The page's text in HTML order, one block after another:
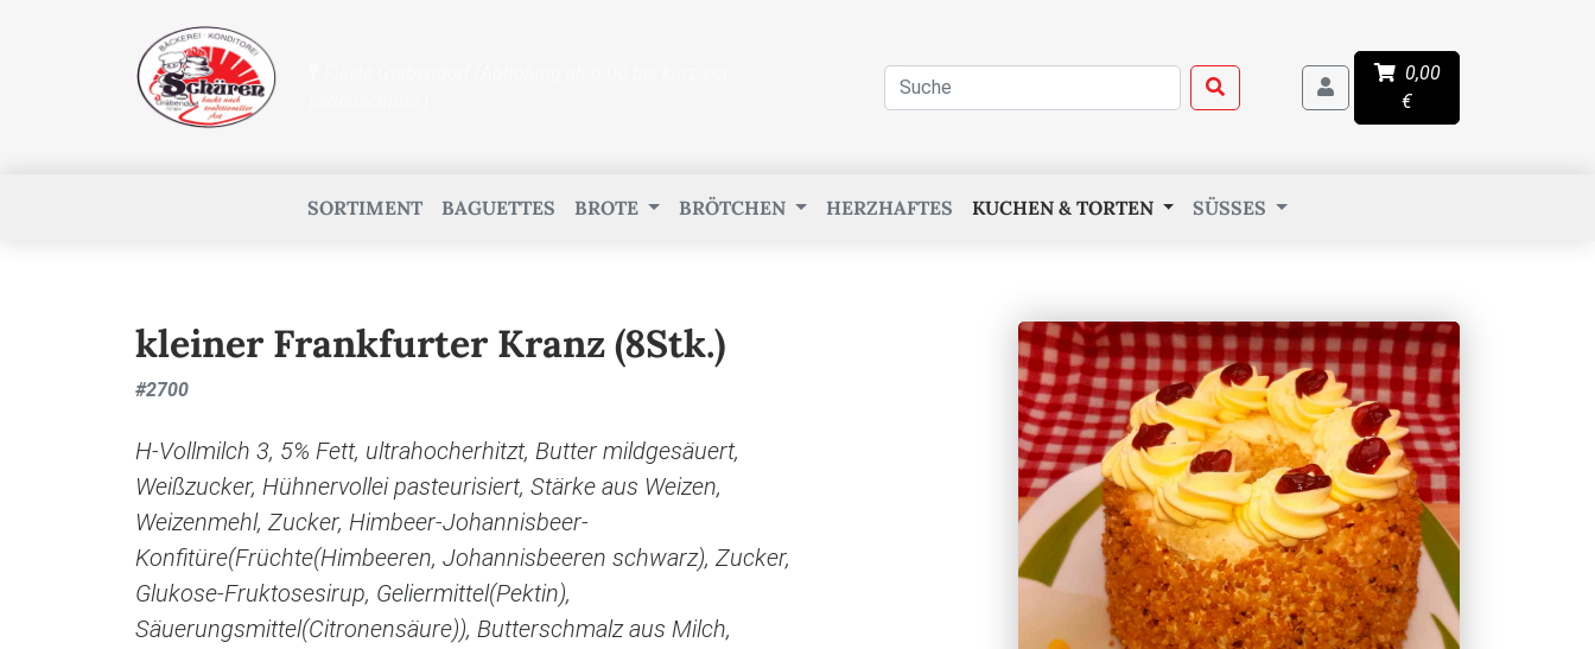
0,00
€
SORTIMENT BAGUETTES BROTE BRÖTCHEN HERZHAFTES KUCHEN & TORTEN SÜSSES
kleiner Frankfurter Kranz (8Stk.)
#2700
H-Vollmilch 3, 5% Fett, ultrahocherhitzt, Butter mildgesäuert,
Weißzucker, Hühnervollei pasteurisiert, Stärke aus Weizen,
Weizenmehl, Zucker, Himbeer-Johannisbeer-
Konfitüre(Früchte(Himbeeren, Johannisbeeren schwarz), Zucker,
Glukose-Fruktosesirup, Geliermittel(Pektin),
Säuerungsmittel(Citronensäure)), Butterschmalz aus Milch,